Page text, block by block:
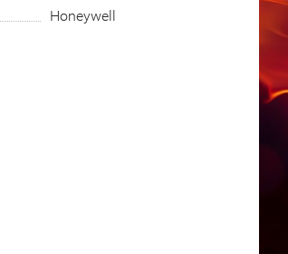
Honeywell